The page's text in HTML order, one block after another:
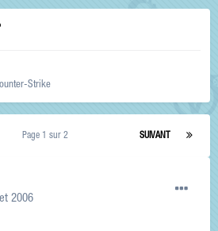
Strike
SUIVANT
Page 1 sur 2
2006